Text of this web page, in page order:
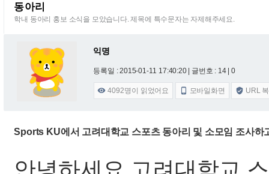
동아리
학내 동아리 홍보 소식을 모았습니다. 제목에 특수문자는 자제해주세요.
익명
등록일 : 2015-01-11 17:40:20 | 글번호 : 14 | 0
 4092명이 읽었어요  모바일화면  URL
Sports KU에서 고려대학교 스포츠 동아리 및 소모임 조사하